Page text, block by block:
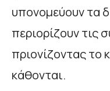
υπονομεύουν τα
περιορίζουν τις
πριονίζοντας το
κάθονται.